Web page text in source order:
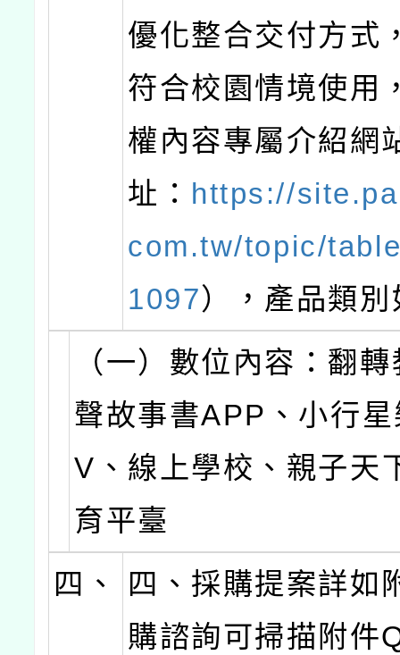
優化整合交付方式
符合校園情境使用
權內容專屬介紹網
址： https://
com.tw/topic/
1097），產品類
（一）數位內容：翻
聲故事書APP、小行
V、線上學校、親子天
育平臺
四、
四、採購提案詳如
購諮詢可掃描附件